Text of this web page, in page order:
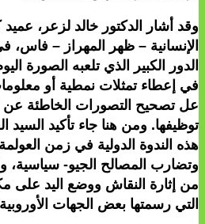
وقد أشار الدكتور خالد لزعر، عميد
الإنسانية – ظهر المهراز – فاس،
الدور الكبير الذي تلعبه الصورة
في إعطاء تمثلات نمطية أو
عل تصحيح التصورات الخاطئة عن
توظيفها. ومن هنا جاء تأكيد السيد
هذه الندوة الدولية في زمن
وتضارب المصالح الجيو- سياسية،
من إثارة النقاش ووضع اليد على
التي رسمتها بعض الجهات